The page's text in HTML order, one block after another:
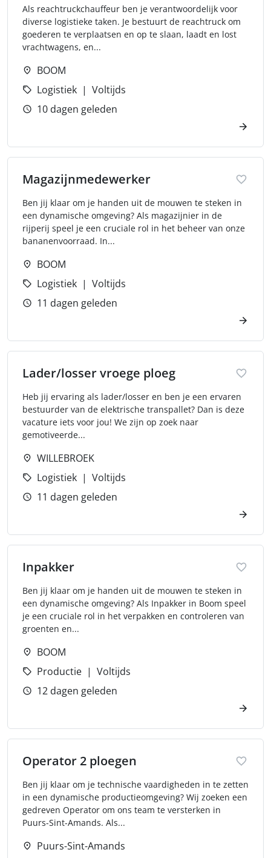
Als reachtruckchauffeur ben je verantwoordelijk voor
diverse logistieke taken. Je bestuurt de reachtruck om
goederen te verplaatsen en op te slaan, laadt en lost
vrachtwagens, en...
BOOM
Logistiek
Voltijds
10 dagen geleden
Magazijnmedewerker
Ben jij klaar om je handen uit de mouwen te steken in
een dynamische omgeving? Als magazijnier in de
rijperij speel je een cruciale rol in het beheer van onze
bananenvoorraad. In...
BOOM
Logistiek
Voltijds
11 dagen geleden
Lader/losser vroege ploeg
Heb jij ervaring als lader/losser en ben je een ervaren
bestuurder van de elektrische transpallet? Dan is deze
vacature iets voor jou! We zijn op zoek naar
gemotiveerde...
WILLEBROEK
Logistiek
Voltijds
11 dagen geleden
Inpakker
Ben jij klaar om je handen uit de mouwen te steken in
een dynamische omgeving? Als Inpakker in Boom speel
je een cruciale rol in het verpakken en controleren van
groenten en...
BOOM
Productie
Voltijds
12 dagen geleden
Operator 2 ploegen
Ben jij klaar om je technische vaardigheden in te zetten
in een dynamische productieomgeving? Wij zoeken een
gedreven Operator om ons team te versterken in
Puurs-Sint-Amands. Als...
Puurs-Sint-Amands